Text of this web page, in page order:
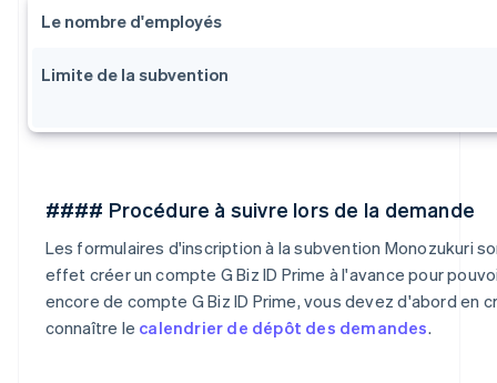
Le nombre d'employés
Limite de la subvention
#### Procédure à suivre lors de la demande
Les formulaires d'inscription à la subvention Monozukuri
effet créer un compte G Biz ID Prime à l'avance pour
encore de compte G Biz ID Prime, vous devez d'abord en
connaître le calendrier de dépôt des demandes.